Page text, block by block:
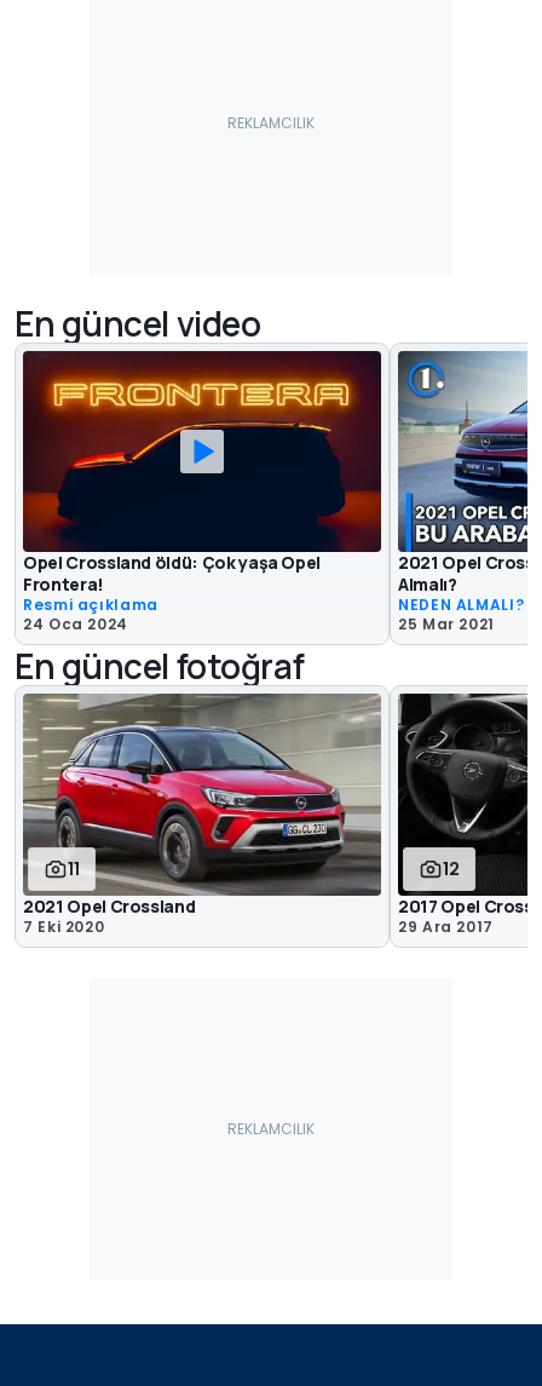
En güncel video
Opel Crossland öldü: Çok yaşa Opel
Frontera!
Resmi açıklama
24 Oca 2024
2021 Opel
Almalı?
NEDEN ALMALI?
25 Mar 2021
En güncel fotoğraf
11
2021 Opel Crossland
7 Eki 2020
12
2017 Opel
29 Ara 2017